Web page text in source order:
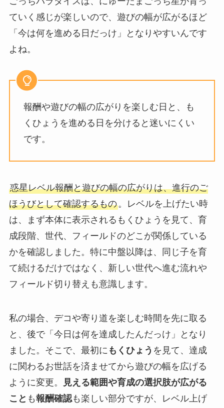
ていく感じが楽しいので、遊びの幅が広がるほど
「今は何を進める日だっけ」となりやすいんです
よね。
報酬や遊びの幅の広がりを楽しむ日と、も
くひょうを進める日を分けると迷いにくい
です。
惑星レベル報酬と遊びの幅の広がりは、進行のご
ほうびとして確認するもの。レベルを上げたい時
は、まず本体に表示されるもくひょうを見て、育
成段階、世代、フィールドのどこが関係している
かを確認しました。特に中盤以降は、同じ子を育
て続けるだけではなく、新しい世代へ進む流れや
フィールド切り替えも意識します。
私の場合、デコや寄り道を楽しむ時間を先に取る
と、後で「今日は何を達成したんだっけ」となり
ました。そこで、最初に もくひょう を見て、達成
に関わるお世話を済ませてから遊びの幅を広げる
ように変更。
見える範囲や育成の選択肢が広がる
こと も報酬確認も楽しい部分ですが、レベル上げ